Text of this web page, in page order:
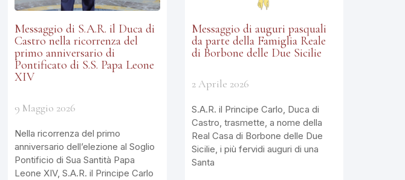
Messaggio di S.A.R. il Duca di
Castro nella ricorrenza del
primo anniversario di
Pontificato di S.S. Papa Leone
XIV
9 Maggio 2026
Nella ricorrenza del primo
anniversario dell’elezione al Soglio
Pontificio di Sua Santità Papa
Leone XIV, S.A.R. il Principe Carlo
Messaggio di auguri pasquali
da parte della Famiglia Reale
di Borbone delle Due Sicilie
2 Aprile 2026
S.A.R. il Principe Carlo, Duca di
Castro, trasmette, a nome della
Real Casa di Borbone delle Due
Sicilie, i più fervidi auguri di una
Santa